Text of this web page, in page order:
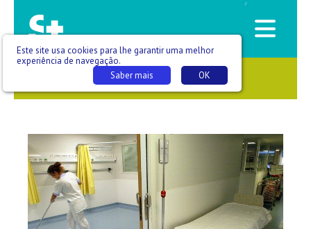
/
SAÚDE QUE SE VÊ
Este site usa cookies para lhe garantir uma melhor
experiência de navegação.
OK
Saber mais